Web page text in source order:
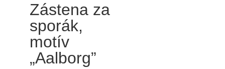
Zástena za
sporák,
motív
„Aalborg”